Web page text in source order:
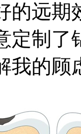
的远期
定制了
我的